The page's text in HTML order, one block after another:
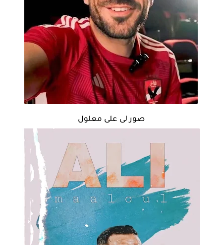
صور لى على معلول